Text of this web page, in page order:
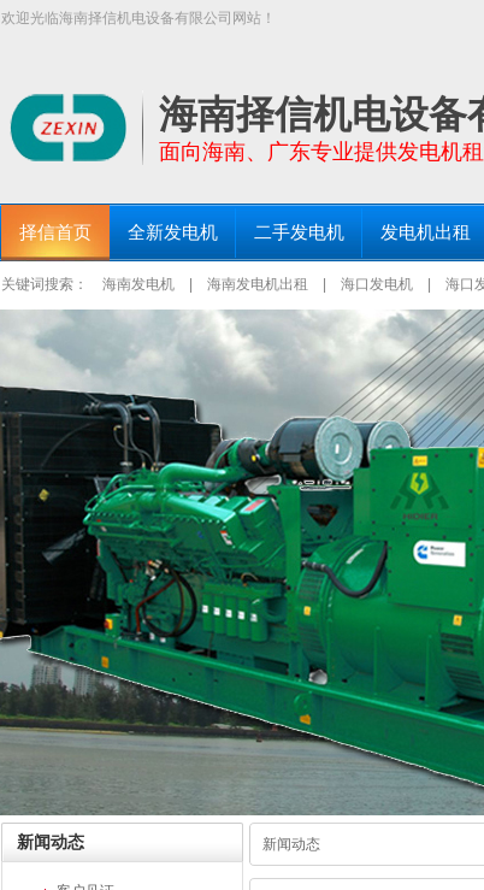
欢迎光临海南择信机电设备有限公司网站！
三亚发电机出租、琼海发电机出租等区域均设有仓库和服务点！
海南择信机电设备
面向海南、广东专业提供发电机
择信首页 全新发电机 二手发电机 发电机出租
关键词搜索： 海南发电机 海南发电机出租 海口发电机 海口
新闻动态 新闻动态